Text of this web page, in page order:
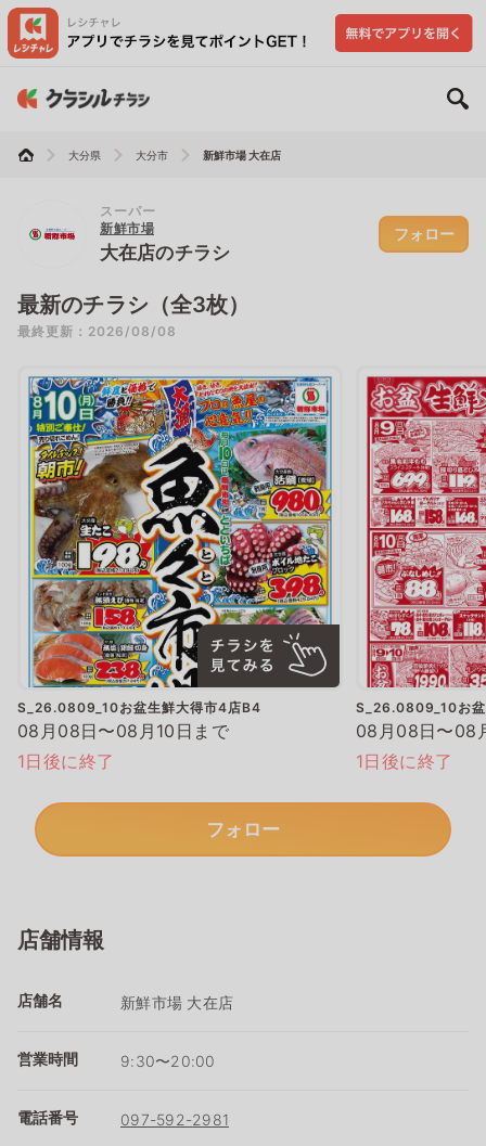
大分県 大分市 新鮮市場 大在店
スーパー
新鮮市場
大在店のチラシ
フォロー
最新のチラシ（全3枚）
最終更新：2026/08/08
S_26.0809_10お盆生鮮大得市4店B4
08月08日〜08月10日まで
1日後に終了
S_26.0809_10お
08月08日〜08
1日後に終了
フォロー
店舗情報
店舗名 新鮮市場 大在店
営業時間 9:30〜20:00
電話番号 097-592-2981